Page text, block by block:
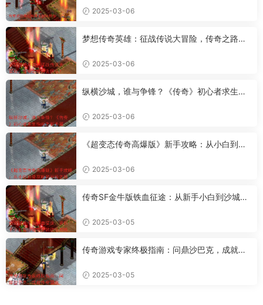
2025-03-06
梦想传奇英雄：征战传说大冒险，传奇之路何
2025-03-06
纵横沙城，谁与争锋？《传奇》初心者求生指
2025-03-06
《超变态传奇高爆版》新手攻略：从小白到骨
2025-03-06
传奇SF金牛版铁血征途：从新手小白到沙城霸
2025-03-05
传奇游戏专家终极指南：问鼎沙巴克，成就传
2025-03-05